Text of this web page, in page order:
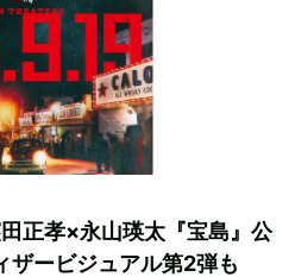
正孝×永山瑛太『宝島』公
ザービジュアル第2弾も